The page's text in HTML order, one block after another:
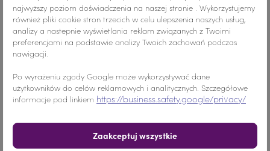
Materiał Szkło
Ilość 1 SZTUKA
Nr.Kategorii 237b
Udostępnij
najwyższy poziom doświadczenia na naszej stronie . Wykorzystujemy
również pliki cookie stron trzecich w celu ulepszenia naszych usług,
analizy a nastepnie wyświetlania reklam związanych z Twoimi
preferencjami na podstawie analizy Twoich zachowań podczas
nawigacji.
Po wyrażeniu zgody Google może wykorzystywać dane
użytkowników do celów reklamowych i analitycznych. Szczegółowe
informacje pod linkiem https://business.safety.google/privacy/
Zaakceptuj wszystkie